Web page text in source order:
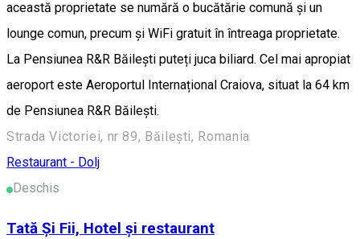
această proprietate se numără o bucătărie comună și un
lounge comun, precum și WiFi gratuit în întreaga proprietate.
La Pensiunea R&R Băilești puteți juca biliard. Cel mai apropiat
aeroport este Aeroportul Internațional Craiova, situat la 64 km
de Pensiunea R&R Băilești.
Strada Victoriei, nr 89, Băilești, Romania
Restaurant - Dolj
Deschis
Tată Și Fii, Hotel și restaurant